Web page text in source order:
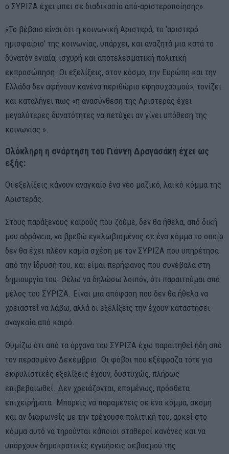
ο ΣΥΡΙΖΑ έχει μπει σε διαδικασία από-αριστεροποίησης».
«Το βέβαιο είναι ότι η κοινωνική Αριστερά, το ‘αριστερό
ημισφαίριο’ της κοινωνίας, υπάρχει, και αναζητά μια κατά το
δυνατόν ενιαία, ισχυρή και αποτελεσματική πολιτική
εκπροσώπηση. Οι εξελίξεις, στον κόσμο, την Ευρώπη και την
Ελλάδα δεν αφήνουν κανένα περιθώριο εφησυχασμού», τονίζει
και καταλήγει πως «η ανασύνθεση της Αριστεράς έχει
μεγαλύτερες δυνατότητες να πετύχει αν γίνει υπόθεση της
κοινωνίας ».
Ολόκληρη η ανάρτηση του Γιάννη Δραγασάκη έχει ως
εξής:
Οι εξελίξεις κάνουν αναγκαίο ένα νέο μαζικό, λαϊκό κόμμα της
Αριστεράς.
Στους παράξενους καιρούς που ζούμε, δεν θα ήθελα, από δική
μου αδράνεια, να βρεθώ εγκλωβισμένος σε ένα κόμμα το οποίο
δεν θα έχει πλέον καμία σχέση με τον ΣΥΡΙΖΑ που υπηρέτησα
από την ίδρυσή του, και είμαι περήφανος που συνέβαλα στη
δημιουργία του. Θέλω να δηλώσω λοιπόν, ότι παραιτούμαι από
μέλος του ΣΥΡΙΖΑ. Είναι μια απόφαση που δεν θα ήθελα να
χρειαστεί να λάβω, αλλά οι εξελίξεις την έχουν καταστήσει
αναγκαία από καιρό.
Θυμίζω ότι από τα όργανα του ΣΥΡΙΖΑ έχω παραιτηθεί ήδη από
τον περασμένο Δεκέμβριο. Οι φόβοι που εξέφραζα τότε για
εκφυλιστικές εξελίξεις έχουν, δυστυχώς, πλήρως
επιβεβαιωθεί. Δεν χρειάζονται, επομένως, πρόσθετα
επιχειρήματα. Μπορείς να παραμένεις σε ένα κόμμα, ακόμη
και αν διαφωνείς με την τρέχουσα πολιτική του, αρκεί στο
κόμμα αυτό να τηρούνται κάποιοι σταθεροί κανόνες και να
υπάρχουν δημοκρατικές εγγυήσεις σεβασμού της